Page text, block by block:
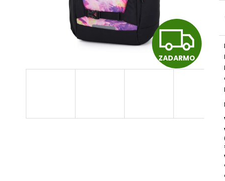
Z
A
D
ZADARMO
ŠKOLSKÝ SET 8-DIELNY OXY JUMPER BOX NA
PIXEL
5,96 €